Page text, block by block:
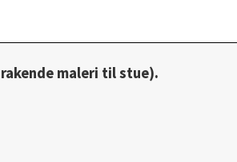
maleri til stue).